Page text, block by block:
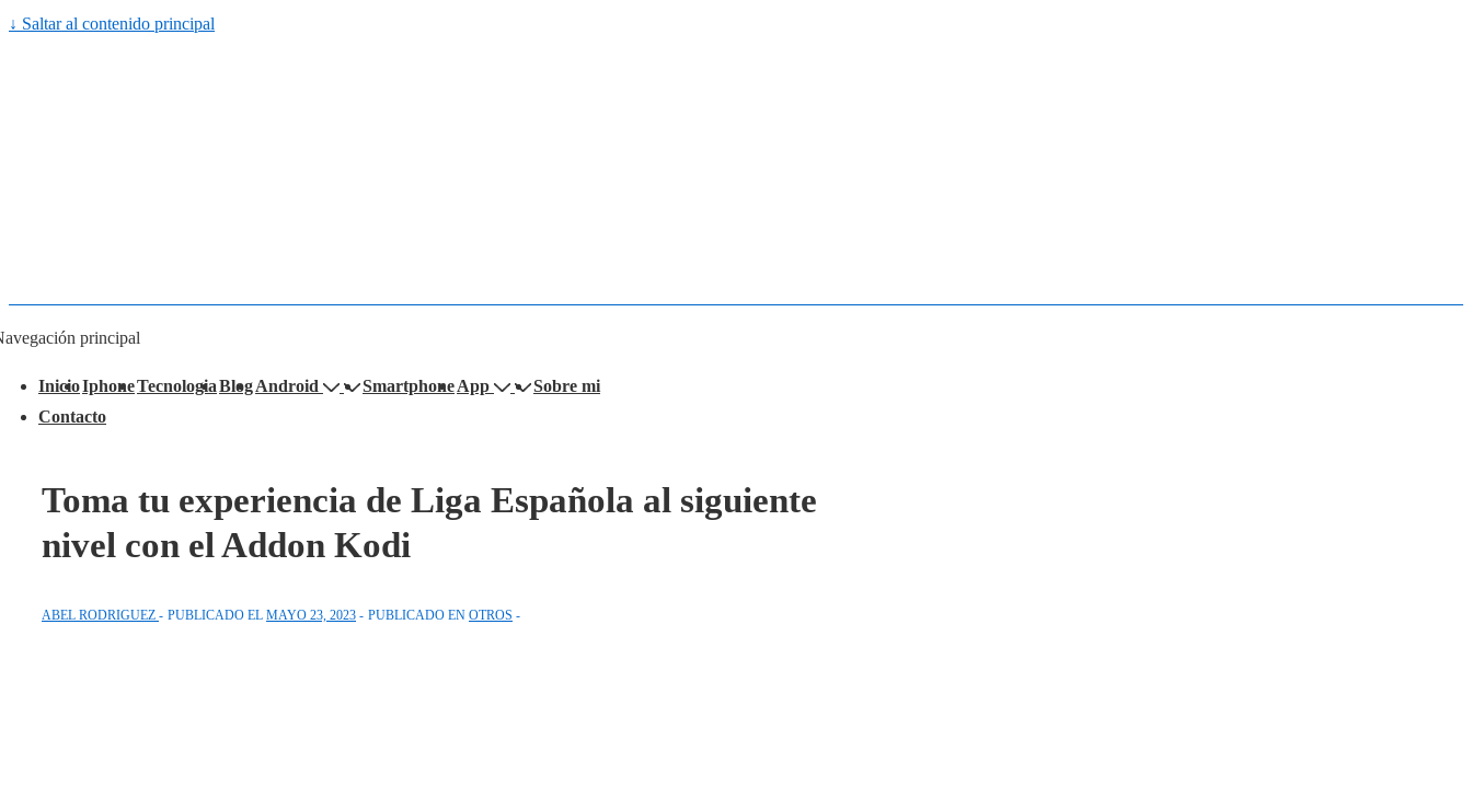
↓ Saltar al contenido principal
principal
InicioIphoneTecnologiaBlogAndroid SmartphoneApp
Sobre mi
Contacto
Toma tu experiencia de Liga Española al siguiente
nivel con el Addon Kodi
ABEL RODRIGUEZ PUBLICADO EL MAYO 23, 2023 PUBLICADO EN OTROS